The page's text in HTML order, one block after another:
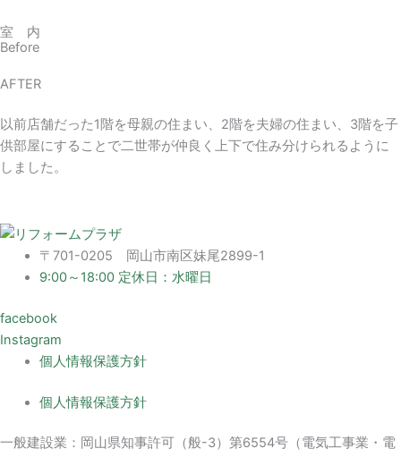
室 内
Before
AFTER
以前店舗だった1階を母親の住まい、2階を夫婦の住まい、3階を子
供部屋にすることで二世帯が仲良く上下で住み分けられるように
しました。
〒701-0205 岡山市南区妹尾2899-1
9:00～18:00 定休日：水曜日
facebook
Instagram
個人情報保護方針
個人情報保護方針
一般建設業：岡山県知事許可（般-3）第6554号（電気工事業・電